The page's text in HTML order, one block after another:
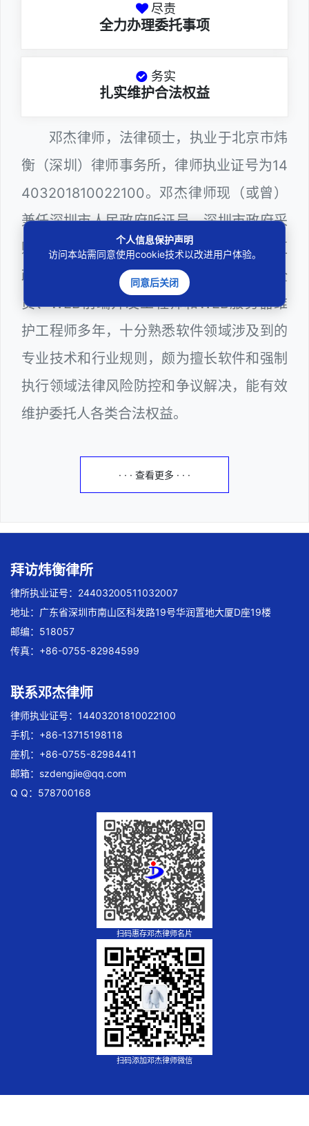
尽责
全力办理委托事项
务实
扎实维护合法权益
邓杰律师，法律硕士，执业于北京市炜
衡（深圳）律师事务所，律师执业证号为14
403201810022100。邓杰律师现（或曾）
兼任深圳市人民政府听证员、深圳市政府采
购评审专家（法律类），曾担任深圳市某区
政府系统公职律师、计算机信息网络安全
员、WEB前端开发工程师和WEB服务器维
护工程师多年，十分熟悉软件领域涉及到的
专业技术和行业规则，颇为擅长软件和强制
执行领域法律风险防控和争议解决，能有效
维护委托人各类合法权益。
· · · 查看更多 · · ·
拜访炜衡律所
律所执业证号：24403200511032007
地址：广东省深圳市南山区科发路19号华润置地大厦D座19楼
邮编：518057
传真：+86-0755-82984599
联系邓杰律师
律师执业证号：14403201810022100
手机：+86-13715198118
座机：+86-0755-82984411
邮箱： szdengjie@qq.com
Q Q：578700168
扫码惠存邓杰律师名片
扫码添加邓杰律师微信
个人信息保护声明
访问本站需同意使用cookie技术以改进用户体验。
同意后关闭